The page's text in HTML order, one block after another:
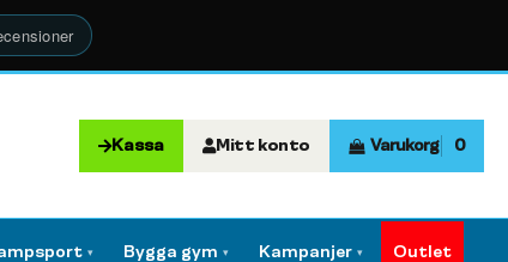
Kassa Mitt konto Varukorg 0
▾ Bygga gym ▾ Kampanjer ▾ Outlet